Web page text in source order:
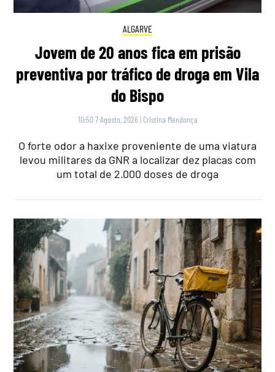
ALGARVE
Jovem de 20 anos fica em prisão
preventiva por tráfico de droga em Vila
do Bispo
10:50 7 Agosto, 2026 | Cristina Mendonça
O forte odor a haxixe proveniente de uma viatura
levou militares da GNR a localizar dez placas com
um total de 2.000 doses de droga